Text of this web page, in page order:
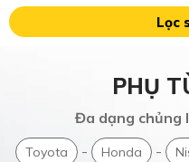
Lọc
PHỤ
Đa dạng chủng
Toyota - Honda -